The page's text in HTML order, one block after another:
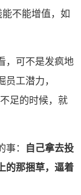
不能增值，如
，可不是发疯地
工潜力，
足的时候，就
：
自己拿去投
的那捆草，逼着